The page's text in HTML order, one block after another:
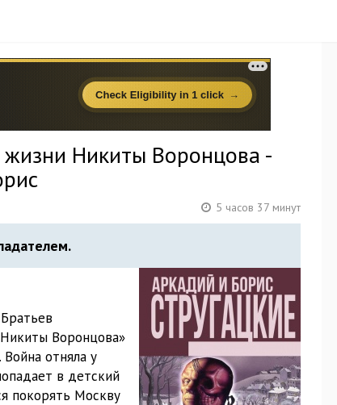
Никиты Воронцова -
5 часов 37 минут
Воронцова»
отняла у
в детский
покорять Москву